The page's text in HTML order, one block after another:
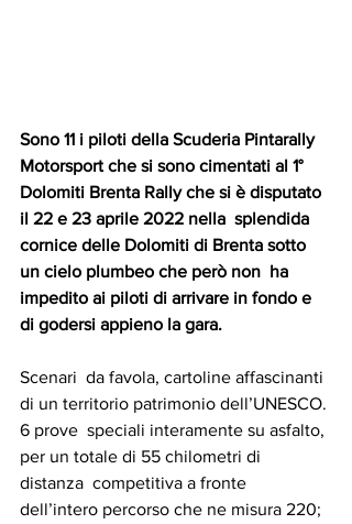
Sono 11 i piloti della Scuderia Pintarally
Motorsport che si sono cimentati al 1°
Dolomiti Brenta Rally che si è disputato
il 22 e 23 aprile 2022 nella  splendida
cornice delle Dolomiti di Brenta sotto
un cielo plumbeo che però non  ha
impedito ai piloti di arrivare in fondo e
di godersi appieno la gara.
Scenari  da favola, cartoline affascinanti
di un territorio patrimonio dell’UNESCO.
6 prove  speciali interamente su asfalto,
per un totale di 55 chilometri di
distanza  competitiva a fronte
dell’intero percorso che ne misura 220;